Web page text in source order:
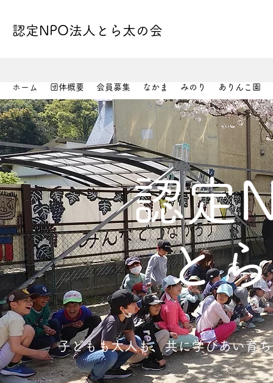
認定NPO法人とら太の会
ホーム 団体概要 会員募集 なかま みのり ありんこ園
認定
と
子どもも大人も、共に学びあい育